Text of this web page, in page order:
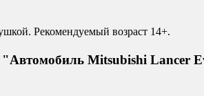
Рекомендуемый возраст 14+.
"Автомобиль Mitsubishi Lancer